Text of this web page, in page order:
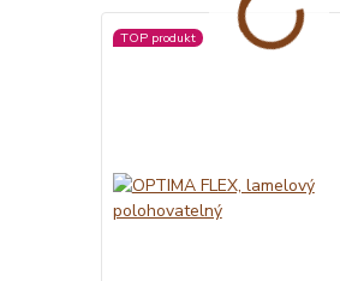
TOP produkt